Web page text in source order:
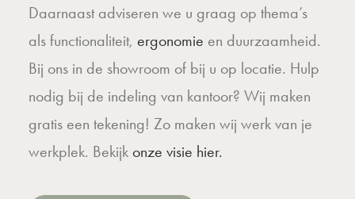
Daarnaast adviseren we u graag op thema’s
als functionaliteit, ergonomie en duurzaamheid.
Bij ons in de showroom of bij u op locatie. Hulp
nodig bij de indeling van kantoor? Wij maken
gratis een tekening! Zo maken wij werk van je
werkplek. Bekijk onze visie hier.